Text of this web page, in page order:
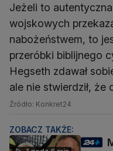
Jeżeli to
wojskowych
nabożeństwem, to
przeróbki biblijnego
Hegseth zdawał
ale nie stwierdził, że
Źródło: Konkret24
ZOBACZ TAKŻE: